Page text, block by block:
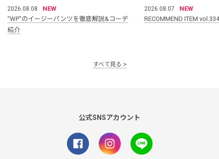
2026.08.08
NEW
“WP”のイージーパンツを徹底解説&コーデ
紹介
2026.08.07
NEW
RECOMMEND ITEM vol.334
すべて見る
公式SNSアカウント